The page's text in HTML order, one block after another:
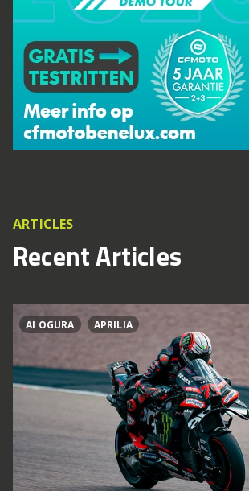
ARTICLES
Recent Articles
AI OGURA APRILIA